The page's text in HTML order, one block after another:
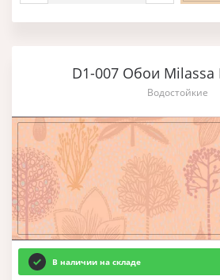
D1-007 Обои
Водостойкие
В наличии на складе